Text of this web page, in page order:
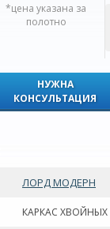
*цена указана за
полотно
НУЖНА
КОНСУЛЬТАЦИЯ
ЛОРД МОДЕРН
КАРКАС